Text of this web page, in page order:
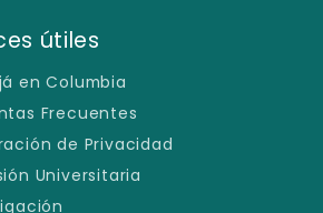
útiles
en Columbia
Frecuentes
de Privacidad
Universitaria